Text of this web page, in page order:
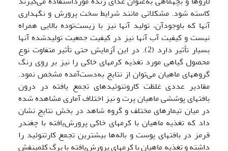
کاسته شود. مشکلاتی مانند شرایط سخت پرورش و نگهداری
آنها که باوجودآن، تولید آنها نیز با زیست‌توده بالایی همراه
نیست و کیفیت آب آنها نیز در کیفیت جمعیت تولیدشده آنها
بسیار تأثیر دارد (2). در این آزمایش حتی تأثیر متفاوت نوع
محصول گیاهی مورد تغذیه کرمهای خاکی را نیز بر روی رنگ
گروههای ماهیان می‌توان از نتایج به‌دست‌آمده مشخص نمود.
مقادیر عددی غلظت کاروتنوئیدهای تجمع یافته در درون
بافتهای پوششی ماهیان پرت و نیز اختلاف آماری مشاهده شده
در میان تیمارهای مختلف و گروه شاهد در بخش نتایج نشان
داد که تغذیه ماهیان با کرمهای خاکی پرورش‌یافته با چغندر
قرمز در بافتهای پوست و باله‌ها بیشترین تجمع کارتنوئید را
داشته و تغذیه ماهیان با کرمهای پرورش‌یافته با برگ کلم­بنفش